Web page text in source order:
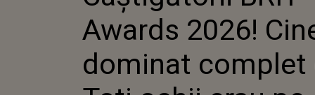
ALTCINEVA...DAR
NUME A SURPRINS
LUMEA. A PLECAT
PATRU PREMII:
POSIBIL. VĂ
CĂ..."
Awards 2026!
dominat complet